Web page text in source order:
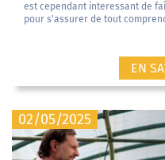
est cependant interessant de
pour s'assurer de tout
EN
02/05/2025